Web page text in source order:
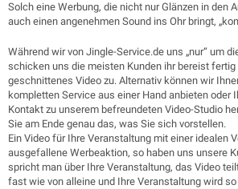
Solch eine Werbung, die nicht nur Glänzen in den
auch einen angenehmen Sound ins Ohr bringt,
Während wir von Jingle-Service.de uns „nur“ um
schicken uns die meisten Kunden ihr bereist
geschnittenes Video zu. Alternativ können wir
kompletten Service aus einer Hand anbieten oder
Kontakt zu unserem befreundeten Video-Studio
Sie am Ende genau das, was Sie sich vorstellen.
Ein Video für Ihre Veranstaltung mit einer idealen
ausgefallene Werbeaktion, so haben uns unsere
spricht man über Ihre Veranstaltung, das Video
fast wie von alleine und Ihre Veranstaltung wird